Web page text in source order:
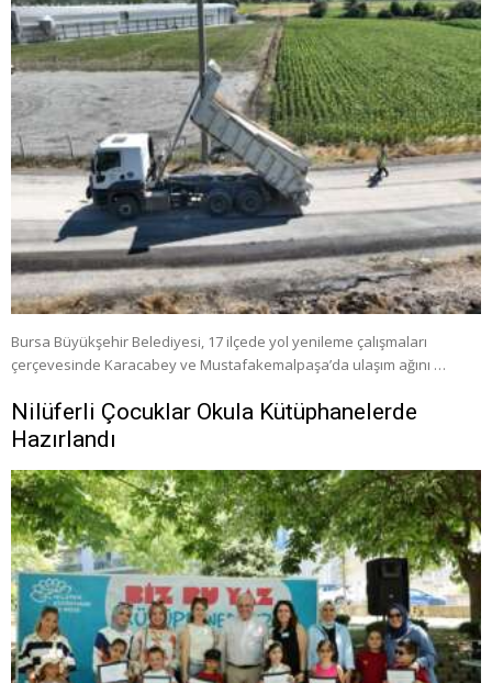
Bursa Büyükşehir Belediyesi, 17 ilçede yol yenileme çalışmaları
çerçevesinde Karacabey ve Mustafakemalpaşa’da ulaşım ağını …
Nilüferli Çocuklar Okula Kütüphanelerde
Hazırlandı